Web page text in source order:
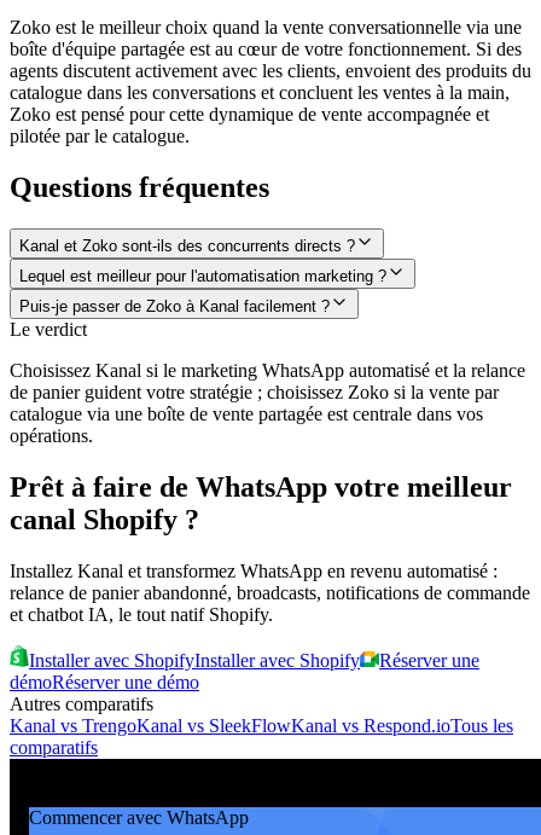
Zoko est le meilleur choix quand la vente conversationnelle via une
boîte d'équipe partagée est au cœur de votre fonctionnement. Si des
agents discutent activement avec les clients, envoient des produits du
catalogue dans les conversations et concluent les ventes à la main,
Zoko est pensé pour cette dynamique de vente accompagnée et
pilotée par le catalogue.
Questions fréquentes
Kanal et Zoko sont-ils des concurrents directs ?
Lequel est meilleur pour l'automatisation marketing ?
Puis-je passer de Zoko à Kanal facilement ?
Le verdict
Choisissez Kanal si le marketing WhatsApp automatisé et la relance
de panier guident votre stratégie ; choisissez Zoko si la vente par
catalogue via une boîte de vente partagée est centrale dans vos
opérations.
Prêt à faire de WhatsApp votre meilleur
canal Shopify ?
Installez Kanal et transformez WhatsApp en revenu automatisé :
relance de panier abandonné, broadcasts, notifications de commande
et chatbot IA, le tout natif Shopify.
Installer avec ShopifyInstaller avec Shopify
Réserver une
démoRéserver une démo
Autres comparatifs
Kanal vs TrengoKanal vs SleekFlowKanal vs Respond.ioTous les
comparatifs
Commencer avec WhatsApp